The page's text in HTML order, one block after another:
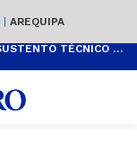
| AREQUIPA
AUMENTO DEL SUELDO MÍNIMO CARECE DE SUSTENTO TÉCNICO Y ES POPULISTA